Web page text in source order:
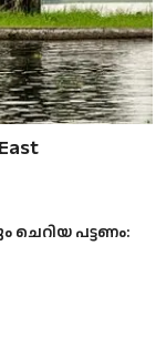
പട്ടണം: